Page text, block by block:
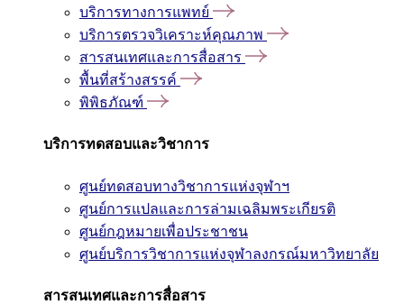
บริการทางการแพทย์
บริการตรวจวิเคราะห์คุณภาพ
สารสนเทศและการสื่อสาร
พื้นที่สร้างสรรค์
พิพิธภัณฑ์
บริการทดสอบและวิชาการ
ศูนย์ทดสอบทางวิชาการแห่งจุฬาฯ
ศูนย์การแปลและการล่ามเฉลิมพระเกียรติ
ศูนย์กฎหมายเพื่อประชาชน
ศูนย์บริการวิชาการแห่งจุฬาลงกรณ์มหาวิทยาลัย
สารสนเทศและการสื่อสาร